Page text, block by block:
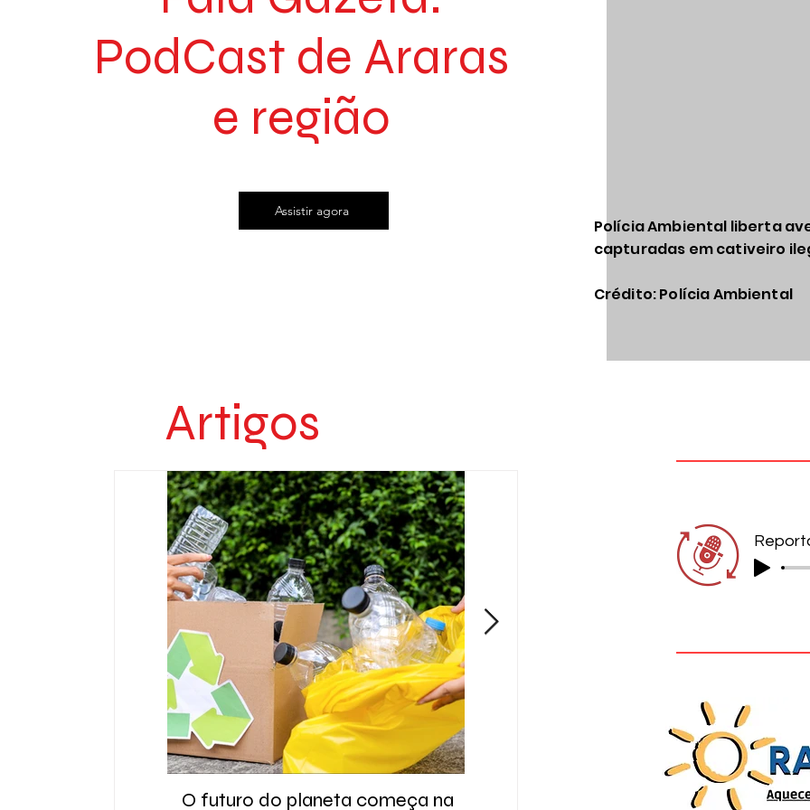
PodCast de Araras
e região
Assistir agora
Polícia Ambiental liberta
capturadas em cativeiro
Crédito: Polícia Ambiental
O futuro do planeta começa na A cidade das respostas que ainda
Artigos